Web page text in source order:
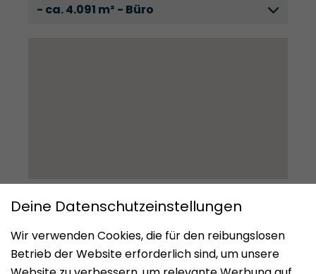
- ca. 4.091 m² - Büro